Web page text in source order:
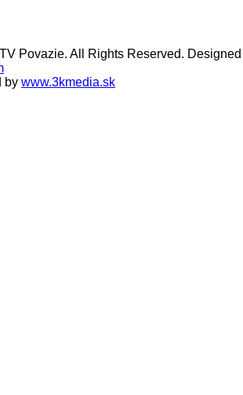
Povazie. All Rights Reserved.
by www.3kmedia.sk